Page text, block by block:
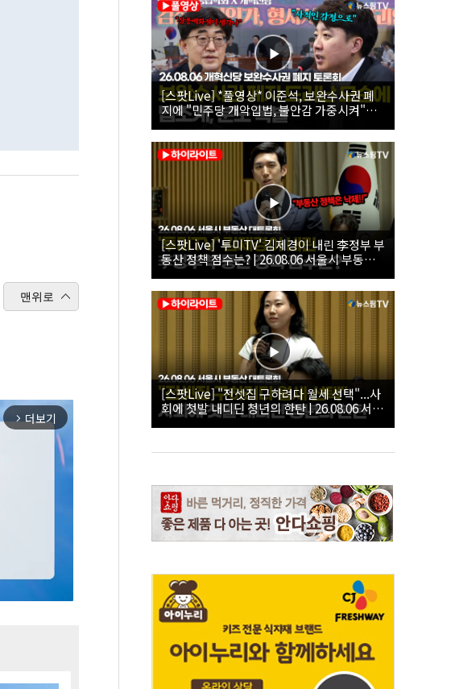
맨위로
arrow_forward_ios 더보기
[스팟Live] *풀영상* 이준석, 보완수사권 폐
지에 "민주당 개악입법, 불안감 가중시켜"｜
26.08.06 개혁신당 보완수사권 폐지 토론회
[스팟Live] '투미TV' 김제경이 내린 李정부 부
동산 정책 점수는? | 26.08.06 서울시 부동산
대토론회
[스팟Live] "전셋집 구하려다 월세 선택"...사
회에 첫발 내디딘 청년의 한탄 | 26.08.06 서울
시 부동산 대토론회